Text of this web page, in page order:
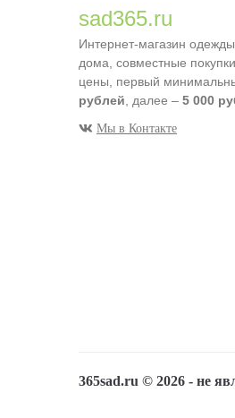
sad365.ru
Интернет-магазин
дома, совместные
цены, первый
рублей , далее – 5 000
Мы в Контакте
365sad.ru © 2026 - не